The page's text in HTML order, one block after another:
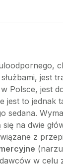
jest
Polsce, jest
jest to jednak
sedana.
się na dwie
z
w celu